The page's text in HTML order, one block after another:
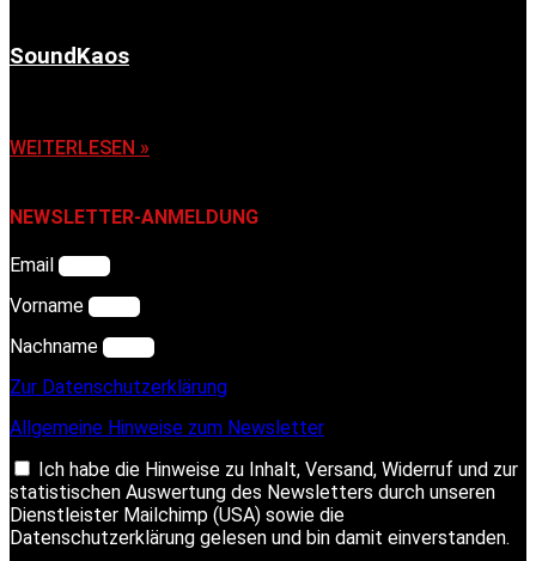
SoundKaos
WEITERLESEN »
NEWSLETTER-ANMELDUNG
Email
Vorname
Nachname
Zur Datenschutzerklärung
Allgemeine Hinweise zum Newsletter
Ich habe die Hinweise zu Inhalt, Versand, Widerruf und zur
statistischen Auswertung des Newsletters durch unseren
Dienstleister Mailchimp (USA) sowie die
Datenschutzerklärung gelesen und bin damit einverstanden.